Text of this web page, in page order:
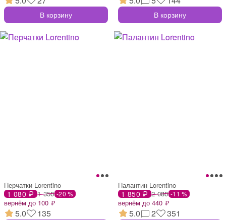
В корзину В корзину
Перчатки Lorentino
1 080 ₽ 1 350 -20 %
вернём до 100 ₽
5.0 135
Палантин Lorentino
1 850 ₽ 2 080 -11 %
вернём до 440 ₽
5.0 2 351